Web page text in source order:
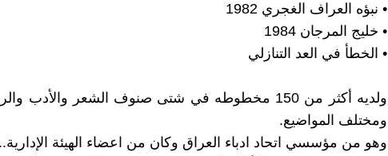
• نبؤه العراف الغجري 1982
• خليج المرجان 1984
• الخطأ في العد التنازلي
ولديه أكثر من 150 مخطوطه في شتى صنوف الشعر والأدب
ومختلف المواضيع.
وهو من مؤسسي اتحاد ادباء العراق وكان من اعضاء الهيئة الإدارية..